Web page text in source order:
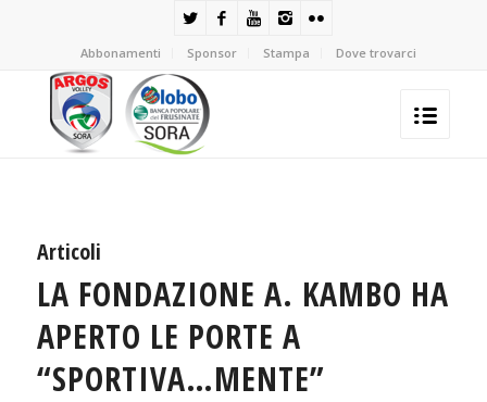
Abbonamenti Sponsor Stampa Dove trovarci
Articoli
LA FONDAZIONE A. KAMBO HA
APERTO LE PORTE A
“SPORTIVA…MENTE”